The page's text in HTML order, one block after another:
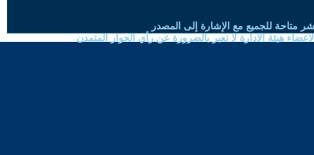
متاحة للجميع مع الإشارة إلى المصدر
هيئة الادارة لا تعبر بالضرورة عن رأي الحوار المتمدن